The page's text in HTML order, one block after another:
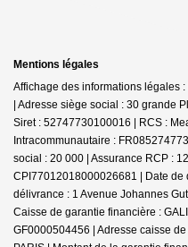
Mentions légales
Affichage des informations légales :
| Adresse siège social : 30 grande
Siret : 52747730100016 | RCS :
Intracommunautaire :
social : 20 000 | Assurance RCP :
CPI77012018000026681 | Date
délivrance : 1 Avenue Johannes
Caisse de garantie financière :
GF0000504456 | Adresse caisse